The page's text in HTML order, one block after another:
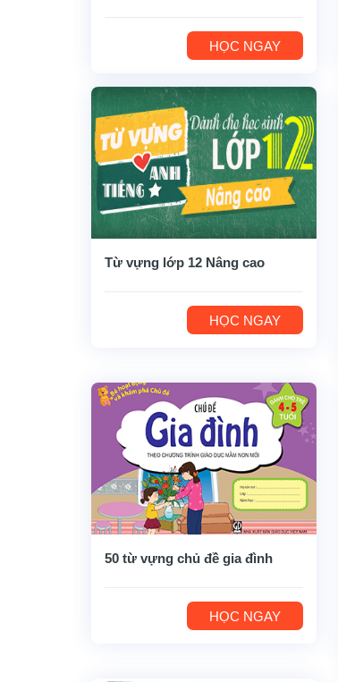
HỌC NGAY
Từ vựng lớp 12 Nâng cao
HỌC NGAY
50 từ vựng chủ đề gia đình
HỌC NGAY